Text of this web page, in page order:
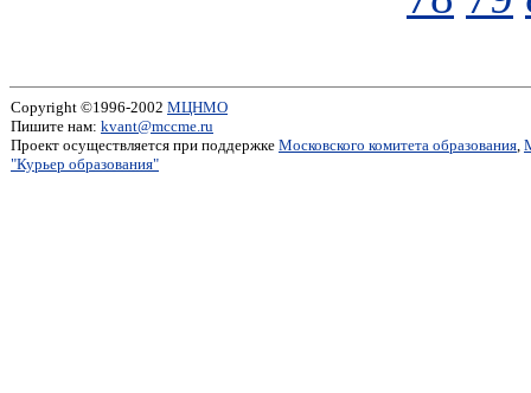
Copyright ©1996-2002 МЦНМО
Пишите нам: kvant@mccme.ru
Проект осуществляется при поддержке Московского комитета образования,
"Курьер образования"